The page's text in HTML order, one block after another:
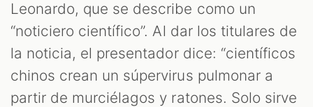
Leonardo, que se describe como un
“noticiero científico”. Al dar los titulares de
la noticia, el presentador dice: “científicos
chinos crean un súpervirus pulmonar a
partir de murciélagos y ratones. Solo sirve